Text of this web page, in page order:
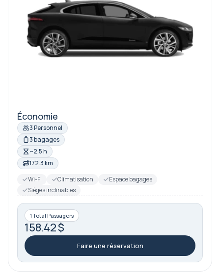
Économie
3 Personnel
3 bagages
~2.5 h
172.3 km
Wi-Fi
Climatisation
Espace bagages
Sièges inclinables
1 Total Passagers
158.42 $
Faire une réservation